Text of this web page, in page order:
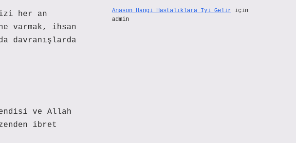
her an
varmak, ihsan
davranışlarda
ve Allah
ibret
Anason Hangi Hastalıklara Iyi Gelir için
admin